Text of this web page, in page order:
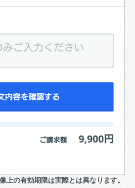
上の有効期限は実際とは異なります。